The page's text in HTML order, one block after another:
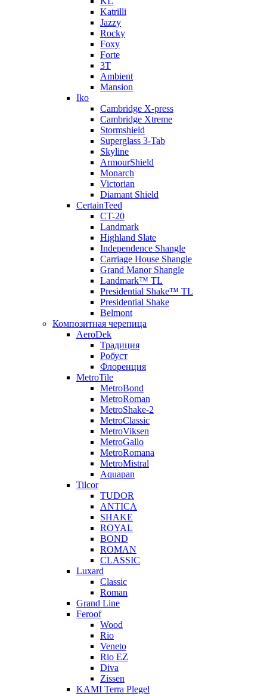
Katrilli
Jazzy
Rocky
Foxy
Forte
3T
Ambient
Mansion
Iko
Cambridge X-press
Cambridge Xtreme
Stormshield
Superglass 3-Tab
Skyline
ArmourShield
Monarch
Victorian
Diamant Shield
CertainTeed
CT-20
Landmark
Highland Slate
Independence Shangle
Carriage House Shangle
Grand Manor Shangle
Landmark™ TL
Presidential Shake™ TL
Presidential Shake
Belmont
Композитная черепица
AeroDek
Традиция
Робуст
Флоренция
MetroTile
MetroBond
MetroRoman
MetroShake-2
MetroClassic
MetroViksen
MetroGallo
MetroRomana
MetroMistral
Aquapan
Tilcor
TUDOR
ANTICA
SHAKE
ROYAL
BOND
ROMAN
CLASSIC
Luxard
Classic
Roman
Grand Line
Feroof
Wood
Rio
Veneto
Rio EZ
Diva
Zissen
KAMI Terra Plegel